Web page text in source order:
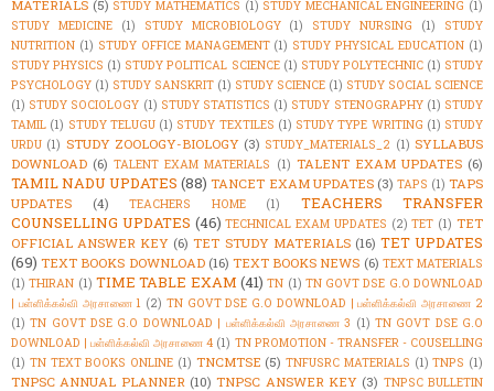
MATERIALS (5) STUDY MATHEMATICS (1) STUDY MECHANICAL ENGINEERING (1)
STUDY MEDICINE
(1) STUDY MICROBIOLOGY (1) STUDY NURSING (1)
STUDY
NUTRITION (1) STUDY OFFICE MANAGEMENT (1) STUDY PHYSICAL EDUCATION (1)
STUDY PHYSICS (1) STUDY POLITICAL SCIENCE (1) STUDY POLYTECHNIC (1) STUDY
PSYCHOLOGY (1) STUDY SANSKRIT (1) STUDY SCIENCE (1) STUDY SOCIAL SCIENCE
(1) STUDY SOCIOLOGY (1) STUDY STATISTICS (1) STUDY STENOGRAPHY (1) STUDY
TAMIL (1) STUDY TELUGU (1) STUDY TEXTILES (1) STUDY TYPE WRITING (1) STUDY
URDU (1) STUDY ZOOLOGY-BIOLOGY (3) STUDY_MATERIALS_2 (1) SYLLABUS
DOWNLOAD (6) TALENT EXAM MATERIALS (1) TALENT EXAM UPDATES (6)
TAMIL NADU UPDATES (88) TANCET EXAM UPDATES (3) TAPS (1) TAPS
UPDATES
(4) TEACHERS HOME (1)
TEACHERS TRANSFER
COUNSELLING UPDATES (46) TECHNICAL EXAM UPDATES (2) TET (1) TET
OFFICIAL ANSWER KEY (6) TET STUDY MATERIALS (16) TET UPDATES
(69) TEXT BOOKS DOWNLOAD (16) TEXT BOOKS NEWS (6) TEXT MATERIALS
(1) THIRAN (1) TIME TABLE EXAM (41) TN (1) TN GOVT DSE G.O DOWNLOAD
| பள்ளிக்கல்வி அரசாணை 1 (2) TN GOVT DSE G.O DOWNLOAD | பள்ளிக்கல்வி அரசாணை 2
(1) TN GOVT DSE G.O DOWNLOAD | பள்ளிக்கல்வி அரசாணை 3 (1) TN GOVT DSE G.O
DOWNLOAD | பள்ளிக்கல்வி அரசாணை 4 (1) TN PROMOTION - TRANSFER - COUSELLING
(1) TN TEXT BOOKS ONLINE (1) TNCMTSE (5) TNFUSRC MATERIALS (1) TNPS (1)
TNPSC ANNUAL PLANNER (10) TNPSC ANSWER KEY (3) TNPSC BULLETIN